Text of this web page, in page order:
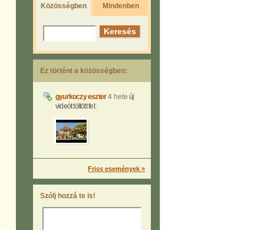
Közösségben Mindenben
Ez történt a közösségben:
gyurkoczy eszter4 hete új
videót töltött fel:
Friss események »
Szólj hozzá te is!